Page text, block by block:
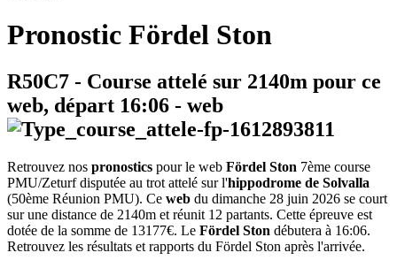
Pronostic Fördel Ston
R50C7 - Course attelé sur 2140m pour ce
web, départ 16:06 - web
Retrouvez nos pronostics pour le web Fördel Ston 7ème course
PMU/Zeturf disputée au trot attelé sur l'hippodrome de Solvalla
(50ème Réunion PMU). Ce web du dimanche 28 juin 2026 se court
sur une distance de 2140m et réunit 12 partants. Cette épreuve est
dotée de la somme de 13177€. Le Fördel Ston débutera à 16:06.
Retrouvez les résultats et rapports du Fördel Ston après l'arrivée.